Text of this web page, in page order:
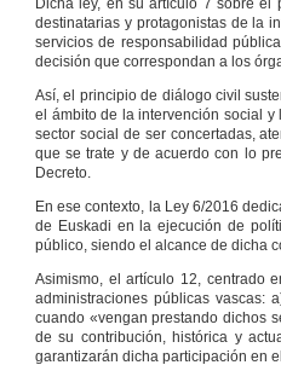
destinatarias y protagonistas de la
servicios de responsabilidad
decisión que correspondan a los
Así, el principio de diálogo civil
el ámbito de la intervención social
sector social de ser concertadas,
que se trate y de acuerdo con lo
Decreto.
En ese contexto, la Ley 6/2016
de Euskadi en la ejecución de
público, siendo el alcance de dicha
Asimismo, el artículo 12, centrado
administraciones públicas vascas:
cuando «vengan prestando dichos
de su contribución, histórica y
garantizarán dicha participación en